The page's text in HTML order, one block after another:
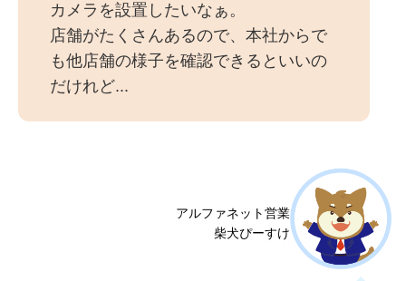
カメラを設置したいなぁ。
店舗がたくさんあるので、本社からで
も他店舗の様子を確認できるといいの
だけれど...
アルファネット営業
柴犬ぴーすけ